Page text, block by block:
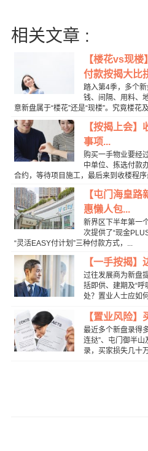
相关文章 :
【楼花vs现楼
付款按揭大比
踏入第4季，多个
钱、间隔、用料、
意新盘属于“楼花”还是“现楼”。究竟楼花
【按揭上会
事项...
购买一手物业要经
中单位、拣选付款
合约，等待项目施工，最后来到收楼程
【屯门海皇
惠懒人包...
新界区下半年第一
次提供了“现金
“灵活EASY付计划”三种付款方式，...
【一手按揭】
过往发展商为新盘
括即供、建期及“
处？置业人士应如
【置业风险】
最近多个新盘录得
连挞”、屯门御半
录，买家损失几十